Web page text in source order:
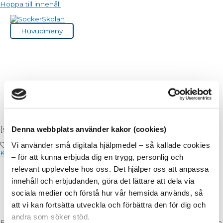
Denna webbplats använder kakor (cookies)
Vi använder små digitala hjälpmedel – så kallade cookies
– för att kunna erbjuda dig en trygg, personlig och
relevant upplevelse hos oss. Det hjälper oss att anpassa
innehåll och erbjudanden, göra det lättare att dela via
sociala medier och förstå hur vår hemsida används, så
att vi kan fortsätta utveckla och förbättra den för dig och
andra som söker stöd.
Hoppa till innehåll
Huvudmeny
Gräslöksost
[ss_featured_image]
0gillar
Klicka för att gilla!
1 burk mascarpone/ naturell färskost get
2 dl finriven parmesan
finrivet skal av 1/2 citron
2 msk gräslök
salt och svartpeppar